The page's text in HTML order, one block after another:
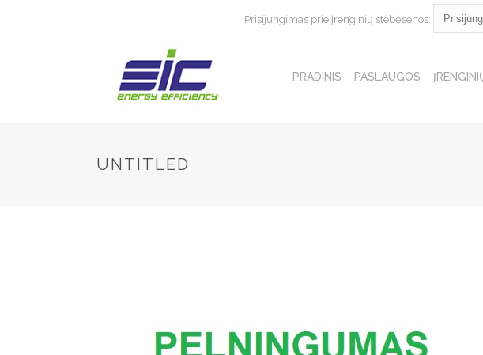
Prisijungimas prie įrenginių stebėsenos:
PRADINIS PASLAUGOS
UNTITLED